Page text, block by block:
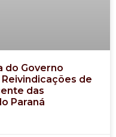
do Governo
de
das
Paraná